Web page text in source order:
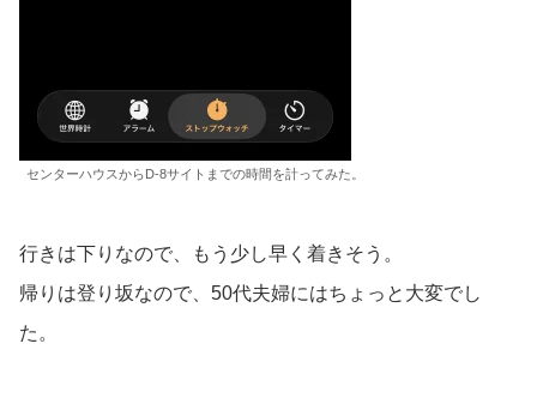
センターハウスからD-8サイトまでの時間を計ってみた。
行きは下りなので、もう少し早く着きそう。
帰りは登り坂なので、50代夫婦にはちょっと大変でし
た。